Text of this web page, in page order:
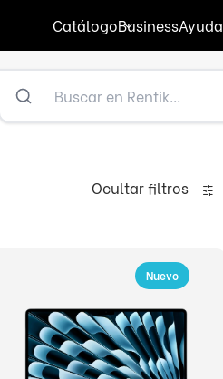
CatálogoBusinessAyuda
Ocultar filtros
Nuevo